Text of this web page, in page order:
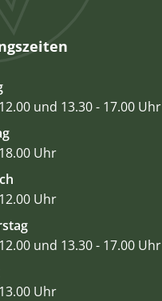
und 13.30 - 17.00 Uhr
Uhr
Uhr
und 13.30 - 17.00 Uhr
Uhr